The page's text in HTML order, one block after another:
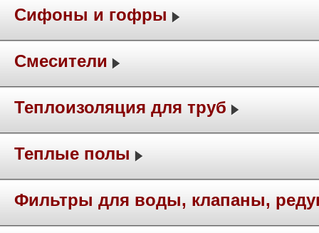
Сифоны и гофры
Смесители
Теплоизоляция для труб
Теплые полы
Фильтры для воды, клапаны,